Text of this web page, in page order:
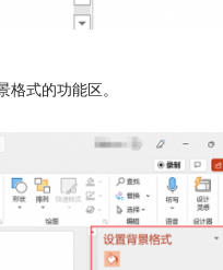
式的功能区。